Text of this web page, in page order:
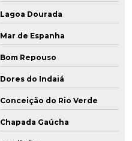
Lagoa Dourada
Mar de Espanha
Bom Repouso
Dores do Indaiá
Conceição do Rio Verde
Chapada Gaúcha